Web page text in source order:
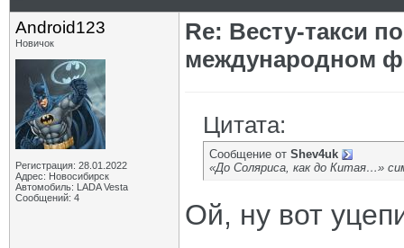
Android123
Новичок
Регистрация: 28.01.2022
Адрес: Новосибирск
Автомобиль: LADA Vesta
Сообщений: 4
Re: Весту-такси
международном
Цитата:
Сообщение от Shev4uk
«До Соляриса, как до Китая…»
Ой, ну вот